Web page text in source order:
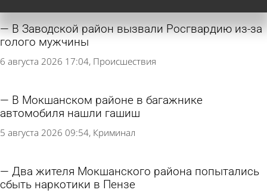
В Заводской район вызвали Росгвардию из-за
голого мужчины
6 августа 2026 17:04 Происшествия
В Мокшанском районе в багажнике
автомобиля нашли гашиш
5 августа 2026 09:54 Криминал
Два жителя Мокшанского района попытались
сбыть наркотики в Пензе